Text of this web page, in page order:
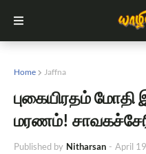
Home Jaffna
புகையிரதம் மோதி
மரணம்!
Published by Nitharsan - April